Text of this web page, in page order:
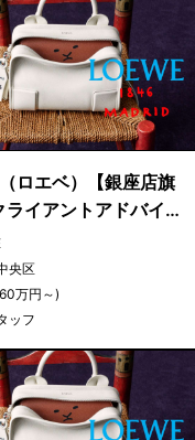
ロエベ）【銀座店旗
ライアントアドバイ
アクライアントア
募集
央区
(360万円～)
ッフ